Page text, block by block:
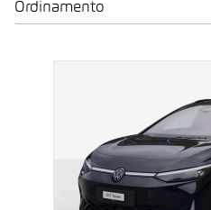
Ordinamento